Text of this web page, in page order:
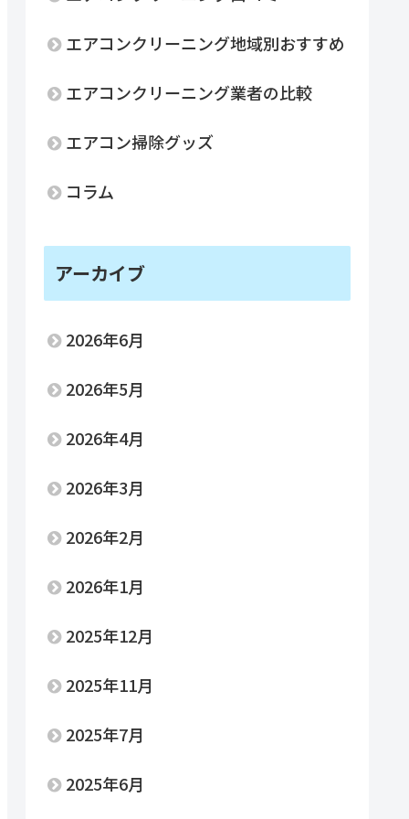
エアコンクリーニング地域別おすすめ
エアコンクリーニング業者の比較
エアコン掃除グッズ
コラム
アーカイブ
2026年6月
2026年5月
2026年4月
2026年3月
2026年2月
2026年1月
2025年12月
2025年11月
2025年7月
2025年6月